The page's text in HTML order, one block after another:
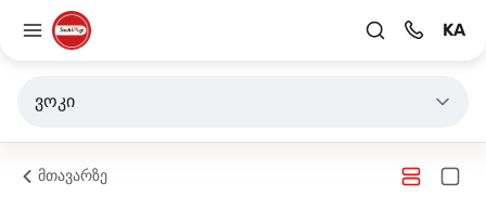
KA
ვოკი
მთავარზე